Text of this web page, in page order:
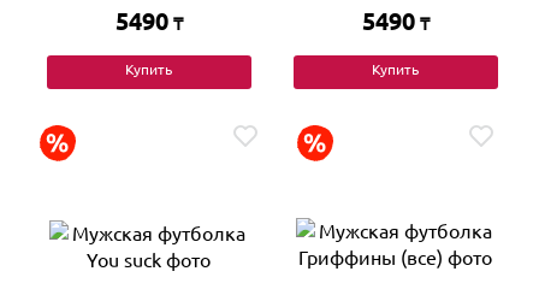
5490 ₸
Купить
5490 ₸
Купить